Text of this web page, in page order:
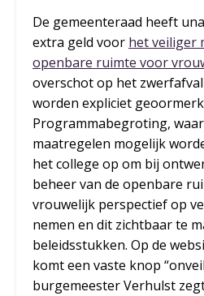
De gemeenteraad heeft
extra geld voor het veiliger
openbare ruimte voor
overschot op het
worden expliciet
Programmabegroting,
maatregelen mogelijk
het college op om bij
beheer van de openbare
vrouwelijk perspectief op
nemen en dit zichtbaar te
beleidsstukken. Op de
komt een vaste knop
burgemeester Verhulst